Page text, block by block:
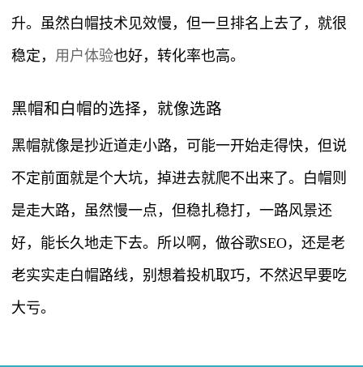
升。虽然白帽技术见效慢，但一旦排名上去了，就很
稳定， 用户体验也好，转化率也高。
黑帽和白帽的选择，就像选路
黑帽就像是抄近道走小路，可能一开始走得快，但说
不定前面就是个大坑，掉进去就爬不出来了。白帽则
是走大路，虽然慢一点，但稳扎稳打，一路风景还
好，能长久地走下去。所以啊，做谷歌SEO，还是老
老实实走白帽路线，别想着投机取巧，不然迟早要吃
大亏。